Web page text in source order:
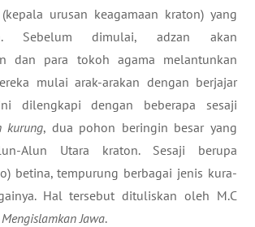
(kepala urusan keagamaan kraton) yang
Sebelum dimulai, adzan akan
dan para tokoh agama melantunkan
mulai arak-arakan dengan berjajar
dilengkapi dengan beberapa sesaji
kurung, dua pohon beringin besar yang
Alun Utara kraton. Sesaji berupa
betina, tempurung berbagai jenis kura-
Hal tersebut dituliskan oleh M.C
Mengislamkan Jawa.